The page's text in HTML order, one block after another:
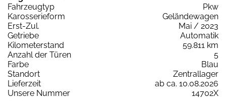
Fahrzeugtyp
Pkw
Karosserieform
Geländewagen
Erst-Zul.
Mai / 2023
Getriebe
Automatik
Kilometerstand
59.811 km
Anzahl der Türen
5
Farbe
Blau
Standort
Zentrallager
Lieferzeit
ab ca. 10.08.2026
Unsere Nummer
14702X